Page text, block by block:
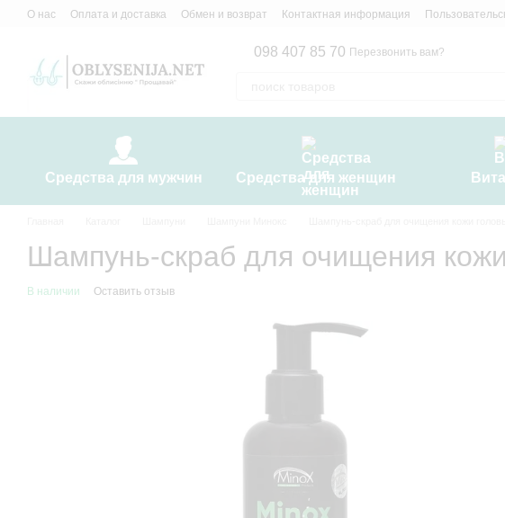
Перейти к основному контенту
О нас Оплата и доставка Обмен и возврат Контактная информация
098 407 85 70 Перезвонить вам?
Средства для мужчин Средства для женщин
Шампунь-скраб для очищения
В наличии Оставить отзыв